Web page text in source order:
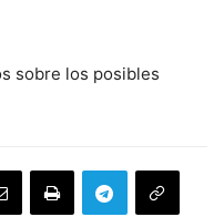
sobre los posibles